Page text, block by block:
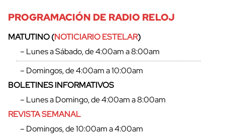
PROGRAMACIÓN DE RADIO RELOJ
MATUTINO (NOTICIARIO ESTELAR)
– Lunes a Sábado, de 4:00am a 8:00am
– Domingos, de 4:00am a 10:00am
BOLETINES INFORMATIVOS
– Lunes a Domingo, de 4:00am a 8:00am
REVISTA SEMANAL
– Domingos, de 10:00am a 4:00am